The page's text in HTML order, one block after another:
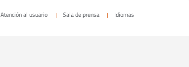
Atención al usuario Sala de prensa Idiomas